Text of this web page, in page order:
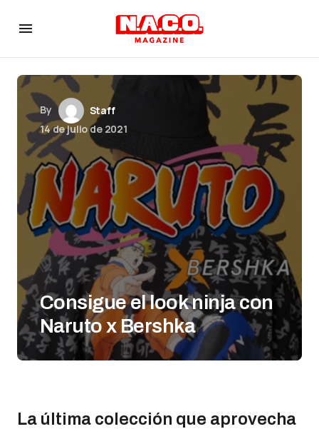
By
Staff
14 de julio de 2021
Consigue el look ninja con
Naruto x Bershka
La última colección que aprovecha